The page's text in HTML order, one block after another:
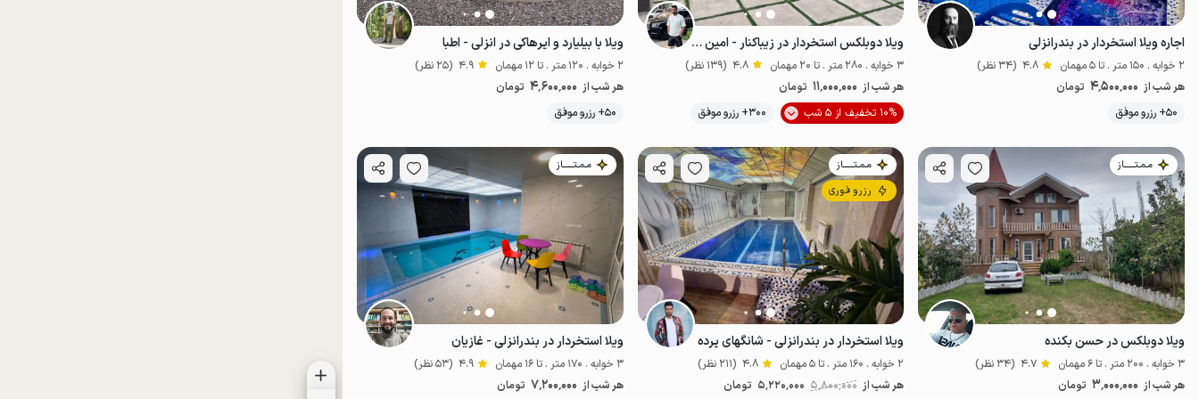
اجاره ویلا استخردار در بندرانزلی
2 خوابه . 150 متر . تا 5 مهمان 4.8 (34 نظر)
هر شب از 4٬500٬000 تومان
50+ رزرو موفق
موقعیت در نقشه
ویلا دوبلکس استخردار در زیباکنار - امین آباد
3 خوابه . 280 متر . تا 20 مهمان 4.8 (139 نظر)
هر شب از 11٬000٬000 تومان
10% تخفیف از 5 شب
300+ رزرو موفق لوکس و مجلل
ویلا با بیلیارد و ایرهاکی در انزلی - اطبا
2 خوابه . 120 متر . تا 12 مهمان 4.9 (25 نظر)
هر شب از 4٬600٬000 تومان
50+ رزرو موفق
مـمـتــــــاز
ویلا دوبلکس در حسن بکنده
3 خوابه . 200 متر . تا 6 مهمان 4.7 (34 نظر)
هر شب از 3٬000٬000 تومان
مـمـتــــــاز
رزرو فوری
ویلا استخردار در بندرانزلی - شانگهای پرده
2 خوابه . 160 متر . تا 5 مهمان 4.8 (211 نظر)
هر شب از 5٬800٬000 5٬220٬000 تومان
مـمـتــــــاز
ویلا استخردار در بندرانزلی - غازیان
3 خوابه . 170 متر . تا 16 مهمان 4.9 (53 نظر)
هر شب از 7٬200٬000 تومان